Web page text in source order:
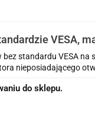
VESA,
standardu VESA na
nieposiadającego
do sklepu.